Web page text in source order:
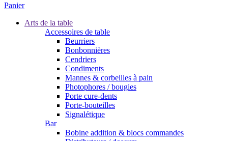
Panier
Arts de la table
Accessoires de table
Beurriers
Bonbonnières
Cendriers
Condiments
Mannes & corbeilles à pain
Photophores / bougies
Porte cure-dents
Porte-bouteilles
Signalétique
Bar
Bobine addition & blocs commandes